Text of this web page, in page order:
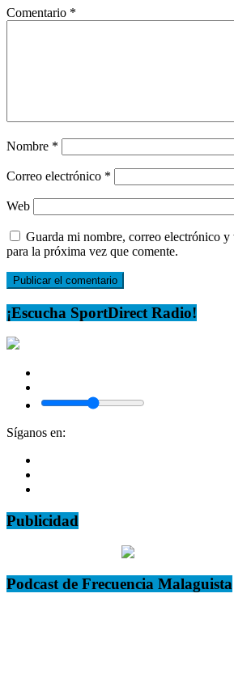
Comentario *
Nombre *
Correo electrónico *
Web
Guarda mi nombre, correo electrónico y
para la próxima vez que comente.
¡Escucha SportDirect Radio!
Síganos en:
Publicidad
Podcast de Frecuencia Malaguista